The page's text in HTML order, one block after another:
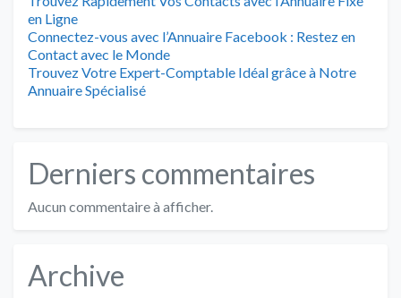
en Ligne
Connectez-vous avec l’Annuaire Facebook : Restez en
Contact avec le Monde
Trouvez Votre Expert-Comptable Idéal grâce à Notre
Annuaire Spécialisé
Derniers commentaires
Aucun commentaire à afficher.
Archive